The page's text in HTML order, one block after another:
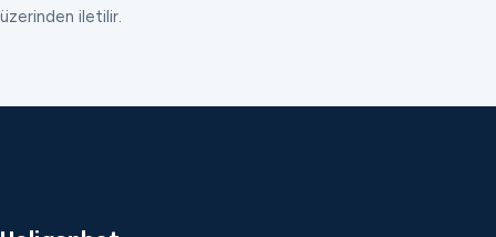
üzerinden iletilir.